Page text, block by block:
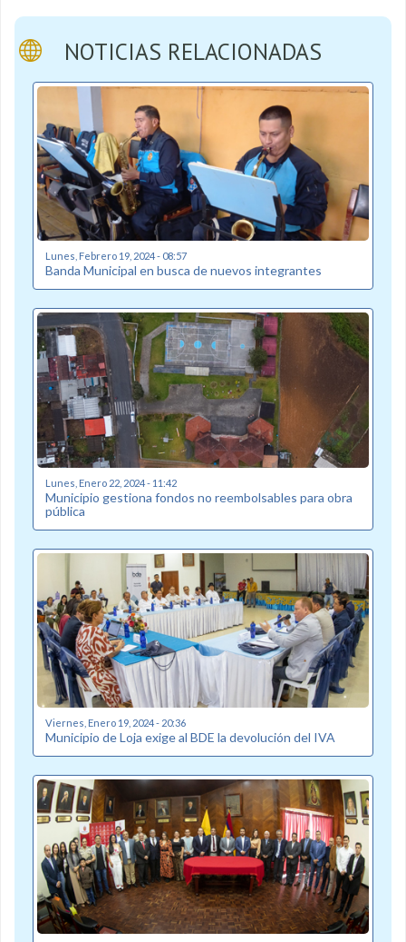
NOTICIAS RELACIONADAS
Lunes, Febrero 19, 2024 - 08:57
Banda Municipal en busca de nuevos integrantes
Lunes, Enero 22, 2024 - 11:42
Municipio gestiona fondos no reembolsables para obra
pública
Viernes, Enero 19, 2024 - 20:36
Municipio de Loja exige al BDE la devolución del IVA